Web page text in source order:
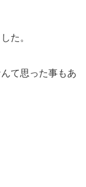
た。
て思った事もあ